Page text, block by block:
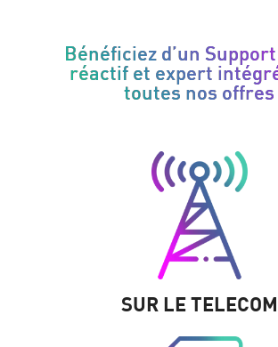
Bénéficiez d’un
réactif et expert
toutes nos offres
SUR LE TELECOM